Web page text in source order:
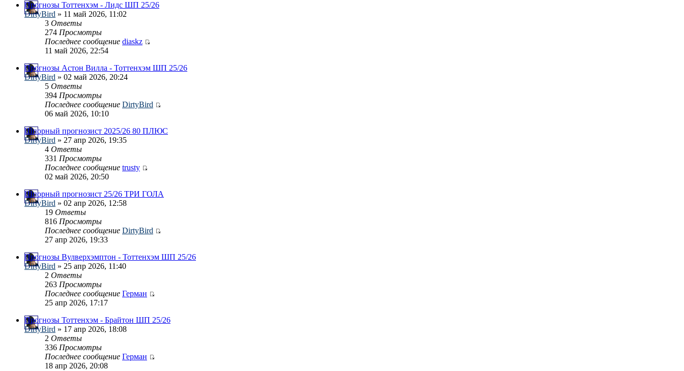
Прогнозы Тоттенхэм - Лидс ШП 25/26
DirtyBird » 11 май 2026, 11:02
3 Ответы
274 Просмотры
Последнее сообщение diaskz
11 май 2026, 22:54
Прогнозы Астон Вилла - Тоттенхэм ШП 25/26
DirtyBird » 02 май 2026, 20:24
5 Ответы
394 Просмотры
Последнее сообщение DirtyBird
06 май 2026, 10:10
Шпорный прогнозист 2025/26 80 ПЛЮС
DirtyBird » 27 апр 2026, 19:35
4 Ответы
331 Просмотры
Последнее сообщение trusty
02 май 2026, 20:50
Шпорный прогнозист 25/26 ТРИ ГОЛА
DirtyBird » 02 апр 2026, 12:58
19 Ответы
816 Просмотры
Последнее сообщение DirtyBird
27 апр 2026, 19:33
Прогнозы Вулверхэмптон - Тоттенхэм ШП 25/26
DirtyBird » 25 апр 2026, 11:40
2 Ответы
263 Просмотры
Последнее сообщение Герман
25 апр 2026, 17:17
Прогнозы Тоттенхэм - Брайтон ШП 25/26
DirtyBird » 17 апр 2026, 18:08
2 Ответы
336 Просмотры
Последнее сообщение Герман
18 апр 2026, 20:08